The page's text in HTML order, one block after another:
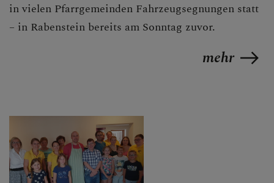
MARIENKAPELLE
TRADIGIST
in vielen Pfarrgemeinden Fahrzeugsegnungen statt
– in Rabenstein bereits am Sonntag zuvor.
mehr